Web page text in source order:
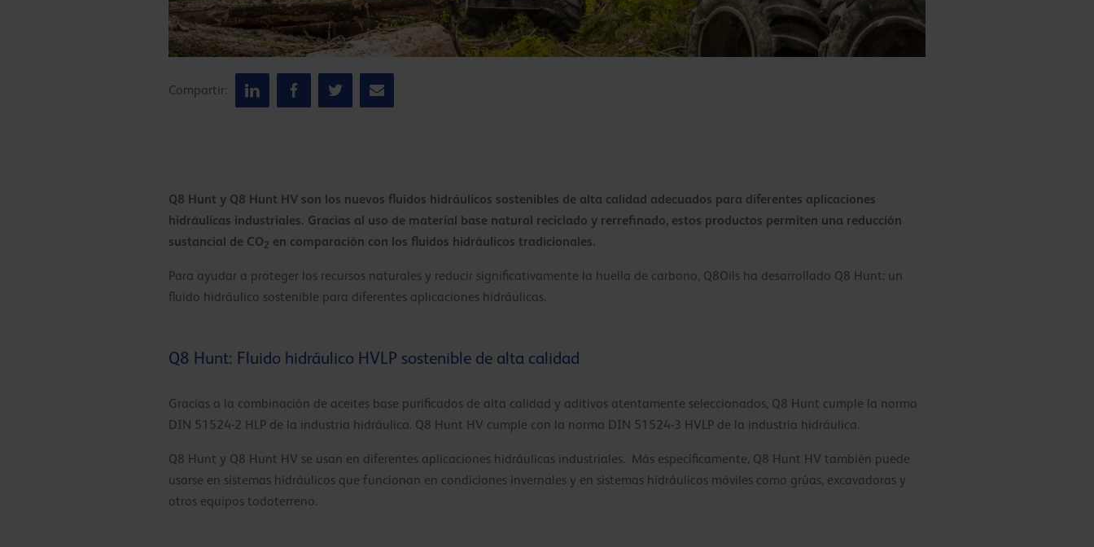
Compartir:
Q8 Hunt y Q8 Hunt HV son los nuevos fluidos hidráulicos sostenibles de alta calidad adecuados para diferentes aplicaciones
hidráulicas industriales. Gracias al uso de material base natural reciclado y rerrefinado, estos productos permiten una reducción
sustancial de CO2 en comparación con los fluidos hidráulicos tradicionales.
Para ayudar a proteger los recursos naturales y reducir significativamente la huella de carbono, Q8Oils ha desarrollado Q8 Hunt: un
fluido hidráulico sostenible para diferentes aplicaciones hidráulicas.
Q8 Hunt: Fluido hidráulico HVLP sostenible de alta calidad
Gracias a la combinación de aceites base purificados de alta calidad y aditivos atentamente seleccionados, Q8 Hunt cumple la norma
DIN 51524-2 HLP de la industria hidráulica. Q8 Hunt HV cumple con la norma DIN 51524-3 HVLP de la industria hidráulica.
Q8 Hunt y Q8 Hunt HV se usan en diferentes aplicaciones hidráulicas industriales. Más específicamente, Q8 Hunt HV también puede
usarse en sistemas hidráulicos que funcionan en condiciones invernales y en sistemas hidráulicos móviles como grúas, excavadoras y
otros equipos todoterreno.